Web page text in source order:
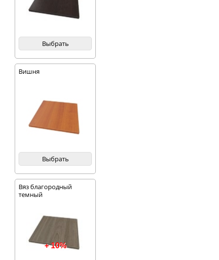
Выбрать
Вишня
Выбрать
Вяз благородный
темный
+ 10%